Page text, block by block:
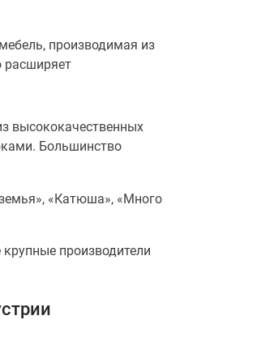
производимая из
расширяет
высококачественных
Большинство
«Катюша», «Много
производители